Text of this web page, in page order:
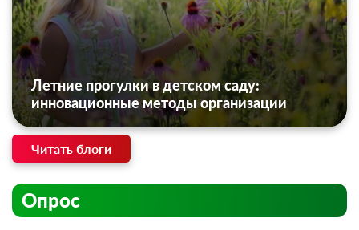
Летние прогулки в детском саду:
инновационные методы организации
Читать блоги
Опрос